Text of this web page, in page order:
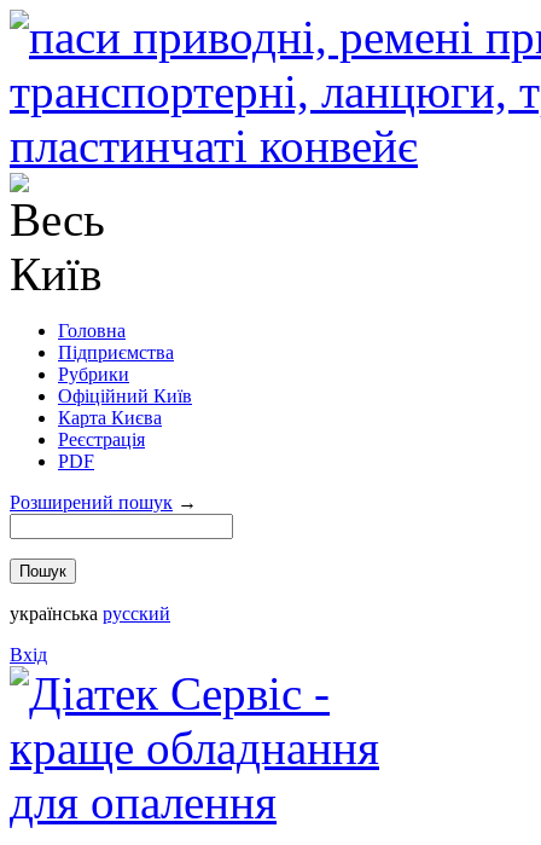
Головна
Підприємства
Рубрики
Офіційний Київ
Карта Києва
Реєстрація
PDF
Розширений пошук →
українська русский
Вхід